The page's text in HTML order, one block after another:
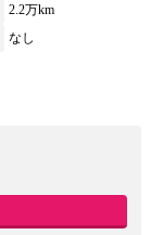
2.2万km
なし